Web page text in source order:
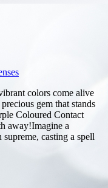
colors come alive
gem that stands
Coloured Contact
away!Imagine a
casting a spell